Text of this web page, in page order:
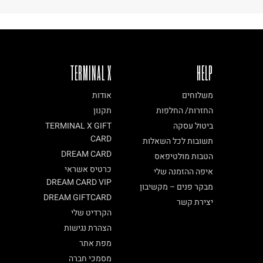
TERMINAL X
אודות
תקנון
TERMINAL X GIFT
CARD
DREAM CARD
כרטיס אשראי
DREAM CARD VIP
DREAM GIFTCARD
הקרדיט שלי
הצהרת נגישות
מפת אתר
מסמכי חברה
HELP
משלוחים
החזרות/ החלפות
ביטול עסקה
תשובות לכל השאלות
הטבות מולטיפאס
איפה ההזמנה שלי
מבקר פנים – מקשיבון
יצירת קשר